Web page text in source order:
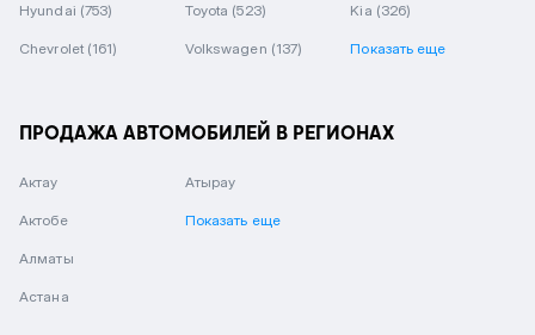
Hyundai (753) Toyota (523) Kia (326)
Chevrolet (161) Volkswagen (137) Показать еще
ПРОДАЖА АВТОМОБИЛЕЙ В РЕГИОНАХ
Актау
Актобе
Алматы
Астана
Атырау
Показать еще